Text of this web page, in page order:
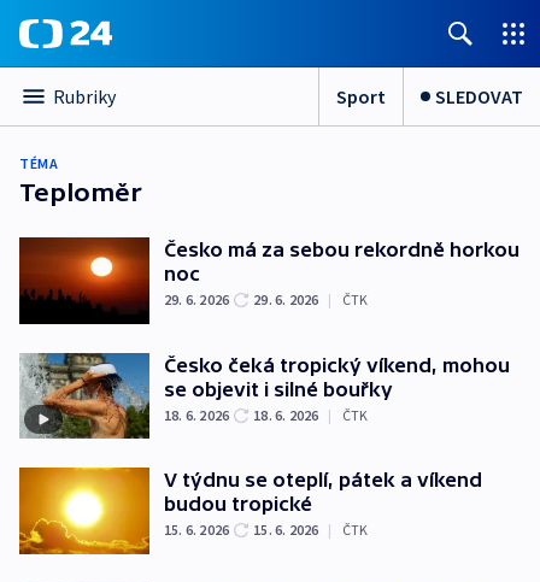
Rubriky Sport SLEDOVAT
TÉMA
Teploměr
Česko má za sebou rekordně horkou
noc
29. 6. 2026 29. 6. 2026 | ČTK
Česko čeká tropický víkend, mohou
se objevit i silné bouřky
18. 6. 2026 18. 6. 2026 | ČTK
V týdnu se oteplí, pátek a víkend
budou tropické
15. 6. 2026 15. 6. 2026 | ČTK